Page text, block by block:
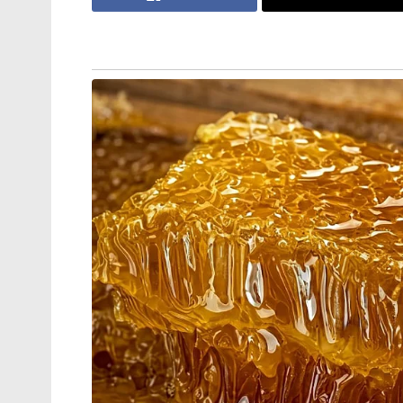
എത്തിയിരിക്കുന്നത് – 12,948 കോടി രൂപ.
രൂപയുടെയും, ലഖ്‌നൗവിൽ 4,850 കോടി
കോടി), ചിത്രകൂട് (4,392 കോടി), ആഗ്ര
നിക്ഷേപ കണക്കുകൾ. അടുത്ത 5
22,000 പുതിയ തൊഴിലവസരങ്ങളും
അവസാനിക്കുന്ന 2027 മാർച്ചോടെ 14
ആരംഭിക്കുമെന്ന് യുപിഡിഐസി ചീഫ്
അദാനി ഡിഫൻസ് ആൻഡ് എയ്‌റോസ്‌പേസ്
രാജ്യത്തെ ഏറ്റവും വലിയ വെടിക്കോപ്പ്
ആകർഷണം. ഇതിനുപുറമെ ലഖ്‌നൗവിൽ
നിർമ്മിച്ച അത്യാധുനിക ബ്രഹ്മോസ് എൻജി
പ്രവർത്തനം ആരംഭിച്ചുകഴിഞ്ഞു.
ടൈറ്റാനിയം കാസ്റ്റിംഗ് പ്ലാന്റും,